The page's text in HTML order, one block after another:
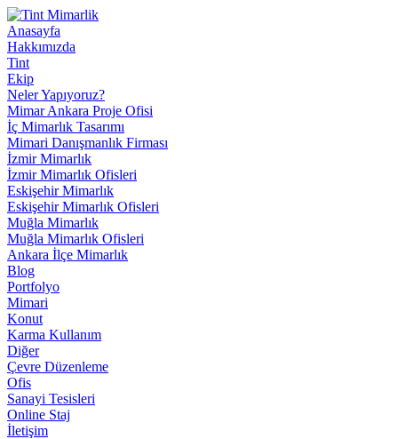
Anasayfa
Hakkımızda
Tint
Ekip
Neler Yapıyoruz?
Mimar Ankara Proje Ofisi
İç Mimarlık Tasarımı
Mimari Danışmanlık Firması
İzmir Mimarlık
İzmir Mimarlık Ofisleri
Eskişehir Mimarlık
Eskişehir Mimarlık Ofisleri
Muğla Mimarlık
Muğla Mimarlık Ofisleri
Ankara İlçe Mimarlık
Blog
Portfolyo
Mimari
Konut
Karma Kullanım
Diğer
Çevre Düzenleme
Ofis
Sanayi Tesisleri
Online Staj
İletişim